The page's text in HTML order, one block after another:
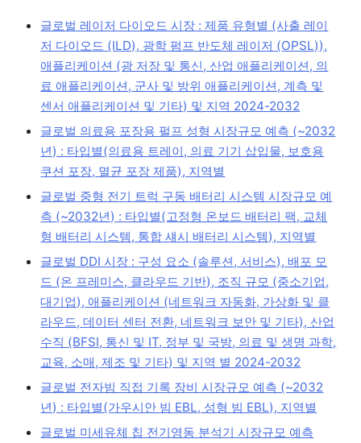
글로벌 레이저 다이오드 시장 : 제품 유형별 (사출 레이
저 다이오드 (ILD), 광학 펌프 반도체 레이저 (OPSL)),
애플리케이션 (광 저장 및 통신, 산업 애플리케이션, 의
료 애플리케이션, 군사 및 방위 애플리케이션, 계측 및
센서 애플리케이션 및 기타) 및 지역 2024-2032
글로벌 의료용 포장용 펄프 성형 시장규모 예측 (~2032
년) : 타입별(의료용 트레이, 의료 기기 삽입물, 보호용
쿠션 포장, 멸균 포장 제품), 지역별
글로벌 중형 전기 트럭 구동 배터리 시스템 시장규모 예
측 (~2032년) : 타입별(고정형 온보드 배터리 팩, 교체
형 배터리 시스템, 통합 섀시 배터리 시스템), 지역별
글로벌 DDI 시장 : 구성 요소 (솔루션, 서비스), 배포 모
드 (온 프레미스, 클라우드 기반), 조직 규모 (중소기업,
대기업), 애플리케이션 (네트워크 자동화, 가상화 및 클
라우드, 데이터 센터 전환, 네트워크 보안 및 기타), 산업
수직 (BFSI, 통신 및 IT, 정부 및 국방, 의료 및 생명 과학,
교육, 소매, 제조 및 기타) 및 지역 별 2024-2032
글로벌 전자빔 직접 기록 장비 시장규모 예측 (~2032
년) : 타입별(가우시안 빔 EBL, 성형 빔 EBL), 지역별
글로벌 미세유체 칩 전기영동 분석기 시장규모 예측